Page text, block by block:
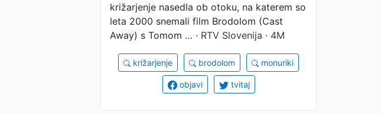
križarjenje nasedla ob otoku, na katerem so
leta 2000 snemali film Brodolom (Cast
Away) s Tomom … · RTV Slovenija · 4M
križarjenje brodolom monuriki
objavi tvitaj